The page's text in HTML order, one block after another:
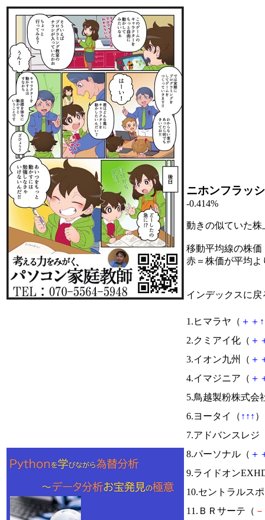
ニホンフラッ
-0.414%
動きの似ていた
移動平均線の株価
赤＝株価が平均
インデックスに戻
1.ヒマラヤ（ ＋ ＋ ↑
2.クミアイ化（ ＋
3.イオン九州（ ＋
4.イマジニア（ ＋
5.鳥越製粉株式会
6.ヨータイ（ ↑ ↑ ↑
7.アドバンスレジ
8.パーソナル（ ＋
9.ライドオン
10.セントラルス
11.ＢＲサーテ（ －